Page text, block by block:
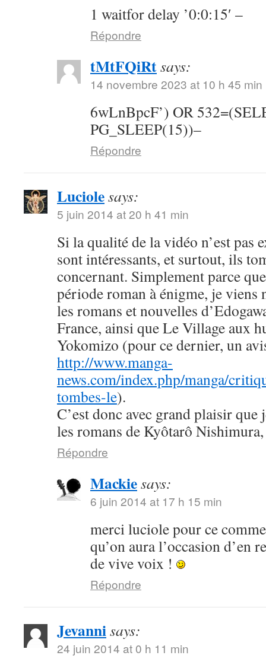
1 waitfor delay ’0:0:15′ –
Répondre
tMtFQiRtsays:
14 novembre 2023 at 10 h 45 min
6wLnBpcF’) OR
PG_SLEEP(15))–
Répondre
Luciolesays:
5 juin 2014 at 20 h 41 min
Si la qualité de la vidéo n’est pas
sont intéressants, et surtout, ils
concernant. Simplement parce
période roman à énigme, je viens
les romans et nouvelles
France, ainsi que Le Village aux
Yokomizo (pour ce dernier, un
http://www.manga-
news.com/index.php/manga/
tombes-le).
C’est donc avec grand plaisir que
les romans de Kyôtarô
Répondre
Mackiesays:
6 juin 2014 at 17 h 15 min
merci luciole pour ce
qu’on aura l’occasion d’en
de vive voix !
Répondre
Jevannisays:
24 juin 2014 at 0 h 11 min